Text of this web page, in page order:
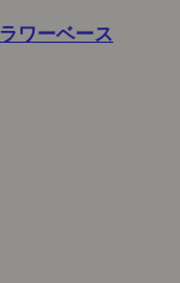
ワーベース